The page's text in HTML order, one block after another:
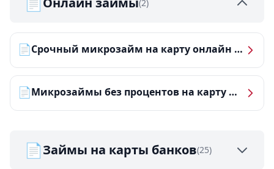
(2)
📄 Срочный микрозайм на карту онлайн — получить деньги за 5 минут
📄 Микрозаймы без процентов на карту — ТОП-10 за 2026 год
📄Займы на карты банков(25)